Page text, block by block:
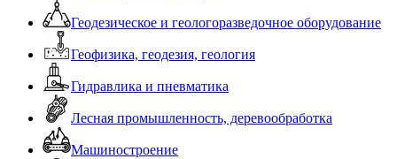
Геодезическое и геологоразведочное оборудование
Геофизика, геодезия, геология
Гидравлика и пневматика
Лесная промышленность, деревообработка
Машиностроение